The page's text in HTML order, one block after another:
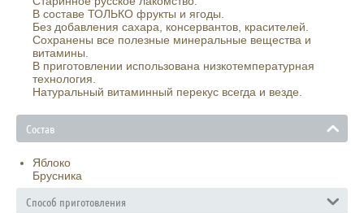
В составе ТОЛЬКО фрукты и ягоды.
Без добавления сахара, консервантов, красителей.
Сохранены все полезные минеральные вещества и
витамины.
В приготовлении использована низкотемпературная
технология.
Натуральный витаминный перекус всегда и везде.
Состав
Яблоко
Брусника
Способ приготовления